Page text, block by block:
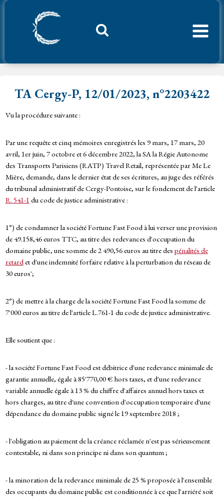
Aller
TA Cergy-P, 12/01/2023, n°2203422
Vu la procédure suivante :
Par une requête et cinq mémoires enregistrés les 9 mars, 17 mars, 20
avril, 1er juin, 7 octobre et 6 décembre 2022, la SA la Régie Autonome
des Transports Parisiens (RATP) Travel Retail, représentée par Me Le
Mière, demande, dans le dernier état de ses écritures, au juge des référés
du tribunal administratif de Cergy-Pontoise, sur le fondement de l'article
R. 541-1 du code de justice administrative :
1°) de condamner la société Fortune Fast Food à lui verser une provision
de 49.158,46 euros TTC, au titre des redevances d'occupation du
domaine public, une somme de 2 490,56 euros au titre des pénalités de
retardet d'une indemnité forfaire relative à la perturbation du réseau de
30 euros';
2°) de mettre à la charge de la société Fortune Fast Food la somme de
7'000 euros au titre de l'article L.761-1 du code de justice administrative.
Elle soutient que :
- la société Fortune Fast Food est débitrice d'une redevance minimale de
garantie annuelle, égale à 85'770,00 € hors taxes, et d'une redevance
variable annuelle égale à 13 % du chiffre d'affaires annuel hors taxes et
hors charges, au titre d'une convention d'occupation temporaire d'une
dépendance du domaine public signé le 19 septembre 2018 ;
- l'obligation au paiement de la créance réclamée n'est pas sérieusement
contestable, ni dans son principe ni dans son quantum ;
- la minoration de la redevance minimale de 25 % proposée à l'ensemble
des occupants du domaine public est conditionnée à ce que l'arriéré soit